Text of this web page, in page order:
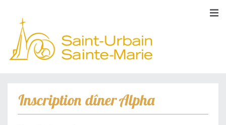
Inscription dîner Alpha